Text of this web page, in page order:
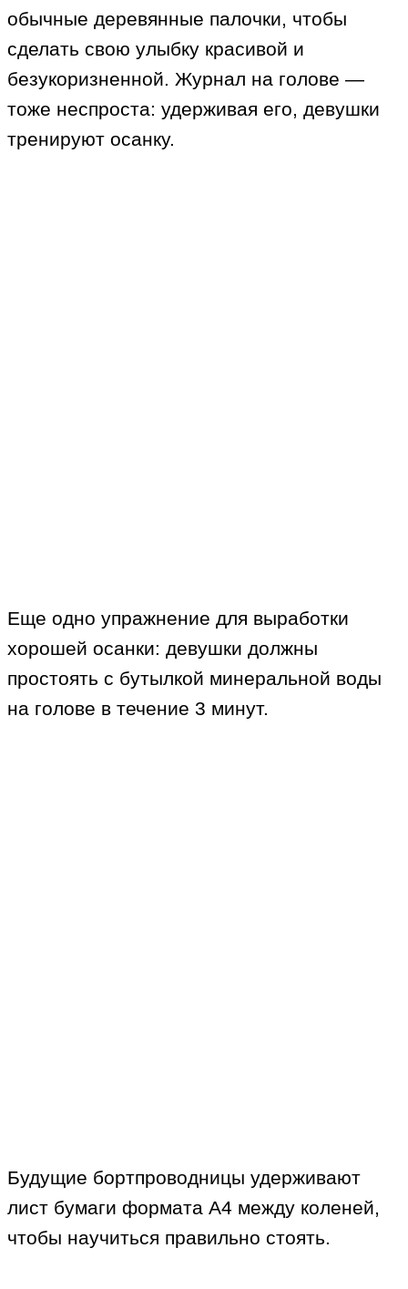
обычные деревянные палочки, чтобы
сделать свою улыбку красивой и
безукоризненной. Журнал на голове —
тоже неспроста: удерживая его, девушки
тренируют осанку.
Еще одно упражнение для выработки
хорошей осанки: девушки должны
простоять с бутылкой минеральной воды
на голове в течение 3 минут.
Будущие бортпроводницы удерживают
лист бумаги формата А4 между коленей,
чтобы научиться правильно стоять.